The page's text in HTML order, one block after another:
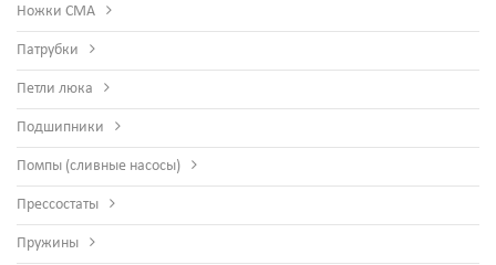
Ножки СМА
Патрубки
Петли люка
Подшипники
Помпы (сливные насосы)
Прессостаты
Пружины